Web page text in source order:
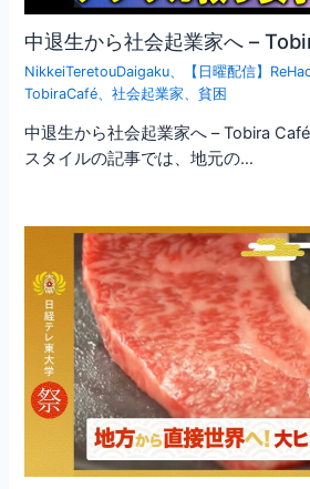
中退生から社会起業家へ –
NikkeiTeretouDaigaku 【日曜配信】
TobiraCafé 、社会起業家 、貧困
中退生から社会起業家へ – Tobira
スタイルの記事では、地元の…